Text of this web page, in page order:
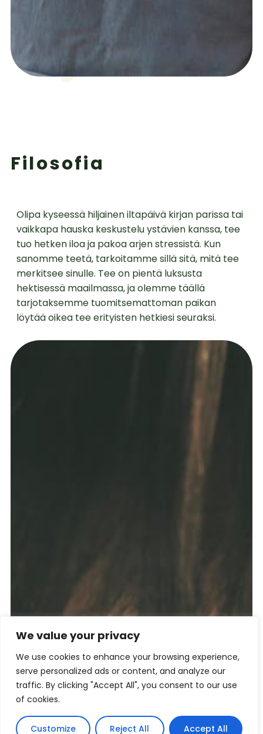
We value your privacy
We use cookies to enhance your browsing experience,
serve personalized ads or content, and analyze our
traffic. By clicking "Accept All", you consent to our use
of cookies.
Customize Reject All Accept All
Filosofia
Olipa kyseessä hiljainen iltapäivä kirjan parissa tai
vaikkapa hauska keskustelu ystävien kanssa, tee
tuo hetken iloa ja pakoa arjen stressistä. Kun
sanomme teetä, tarkoitamme sillä sitä, mitä tee
merkitsee sinulle. Tee on pientä luksusta
hektisessä maailmassa, ja olemme täällä
tarjotaksemme tuomitsemattoman paikan
löytää oikea tee erityisten hetkiesi seuraksi.